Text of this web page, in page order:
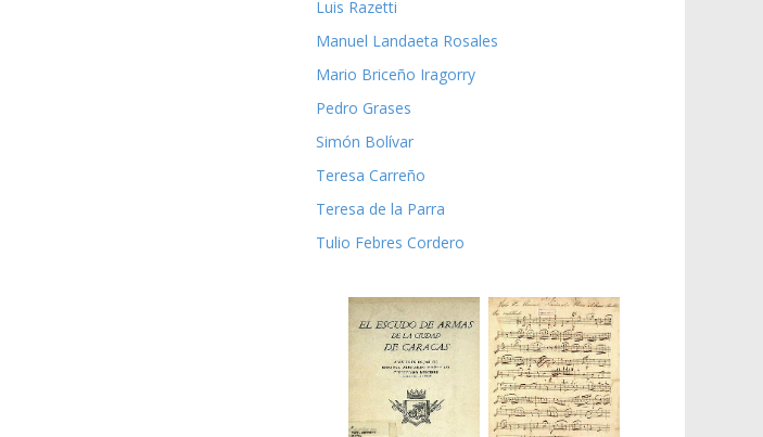
Luis Razetti
Manuel Landaeta Rosales
Mario Briceño Iragorry
Pedro Grases
Simón Bolívar
Teresa Carreño
Teresa de la Parra
Tulio Febres Cordero